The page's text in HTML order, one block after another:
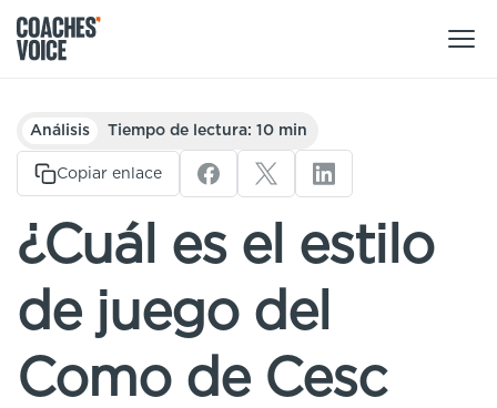
Nuestros productos
Centro de aprendizaje (para particulares)
Centro de aprendizaje (para clubes)
Sport Session Planner
Cursos especializados
Entrenadores
Clubes
Ligas y federaciones
Regístrate
Centro de aprendizaje
Contáctanos
Análisis Tiempo de lectura: 10 min
Copiar enlace
¿Cuál es el estilo
de juego del
Como de Cesc